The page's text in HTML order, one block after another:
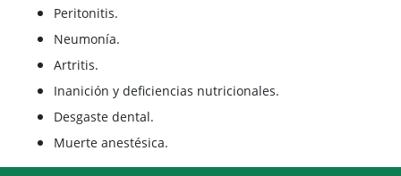
Peritonitis.
Neumonía.
Artritis.
Inanición y deficiencias nutricionales.
Desgaste dental.
Muerte anestésica.